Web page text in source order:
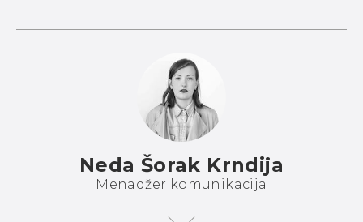
Neda Šorak Krndija
Menadžer komunikacija